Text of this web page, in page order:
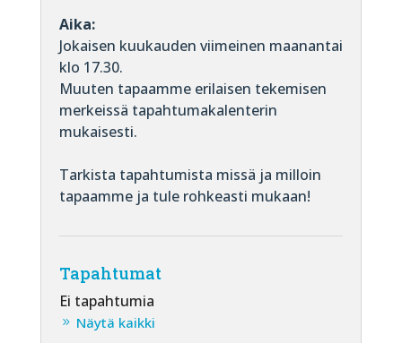
Aika:
Jokaisen kuukauden viimeinen maanantai
klo 17.30.
Muuten tapaamme erilaisen tekemisen
merkeissä tapahtumakalenterin
mukaisesti.
Tarkista tapahtumista missä ja milloin
tapaamme ja tule rohkeasti mukaan!
Tapahtumat
Ei tapahtumia
Näytä kaikki